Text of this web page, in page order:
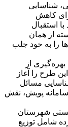
شناسایی
کاهش
استقبال
از همان
را به خود جلب
از
طرح را آغاز
مسائل
سامانه پویش، نقش
شهرستان
شامل توزیع